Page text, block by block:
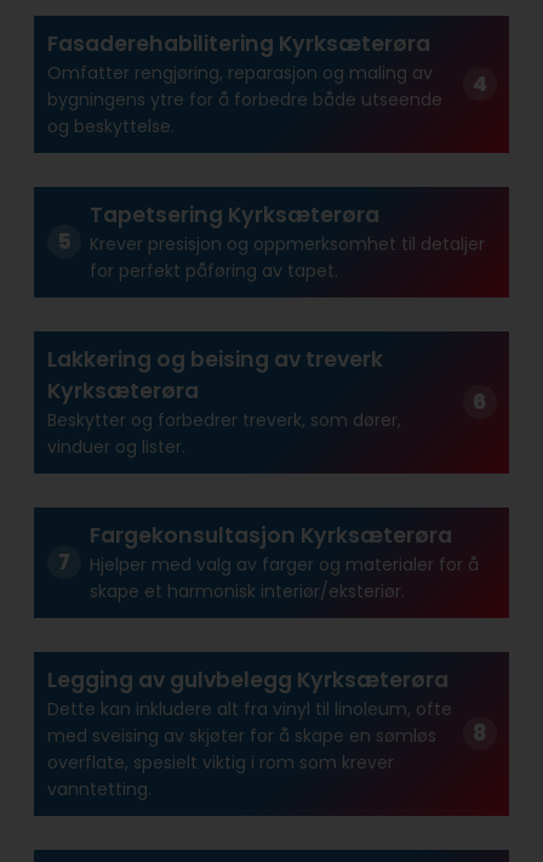
Fasaderehabilitering Kyrksæterøra
Omfatter rengjøring, reparasjon og maling av
bygningens ytre for å forbedre både utseende
og beskyttelse.
Tapetsering Kyrksæterøra
Krever presisjon og oppmerksomhet til detaljer
for perfekt påføring av tapet.
Lakkering og beising av treverk
Kyrksæterøra
Beskytter og forbedrer treverk, som dører,
vinduer og lister.
Fargekonsultasjon Kyrksæterøra
Hjelper med valg av farger og materialer for å
skape et harmonisk interiør/eksteriør.
Legging av gulvbelegg Kyrksæterøra
Dette kan inkludere alt fra vinyl til linoleum, ofte
med sveising av skjøter for å skape en sømløs
overflate, spesielt viktig i rom som krever
vanntetting.